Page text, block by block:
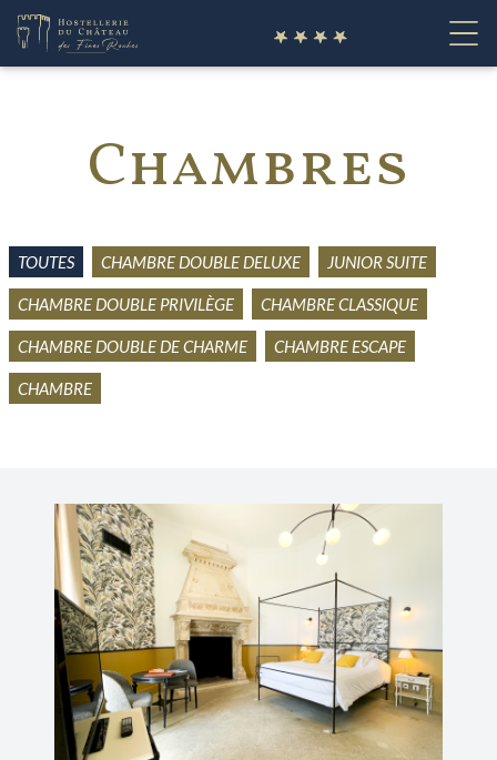
Chambres
TOUTES CHAMBRE DOUBLE DELUXE JUNIOR SUITE
CHAMBRE DOUBLE PRIVILÈGE CHAMBRE CLASSIQUE
CHAMBRE DOUBLE DE CHARME CHAMBRE ESCAPE
CHAMBRE